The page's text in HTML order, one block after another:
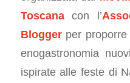
Toscanacon l’
Bloggerper proporre
enogastronomia
ispirate alle feste di